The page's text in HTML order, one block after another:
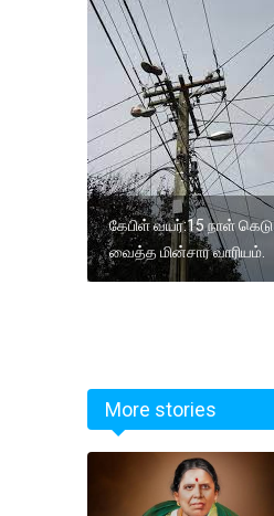
கேபிள் வயர்:15 நாள் கெடு
வைத்த மின்சார வாரியம்.
More stories